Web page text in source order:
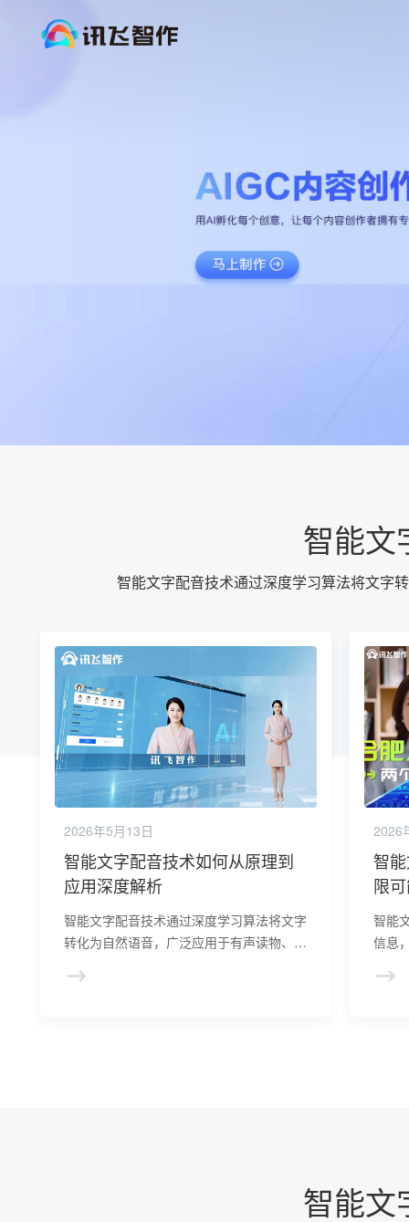
智能文
智能文字配音技术通过深度学习算法将文字
2026年5月13日
智能文字配音技术如何从原理到
应用深度解析
智能文字配音技术通过深度学习算法将文字
转化为自然语音，广泛应用于有声读物、在
频内容创作，前景广阔。
2026
智
限
智能
信息
新选
智能文